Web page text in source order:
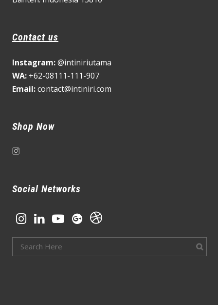
Contact us
Instagram:@intiniriutama
WA: +62-08111-111-907
Email:contact@intiniri.com
Shop Now
Social Networks